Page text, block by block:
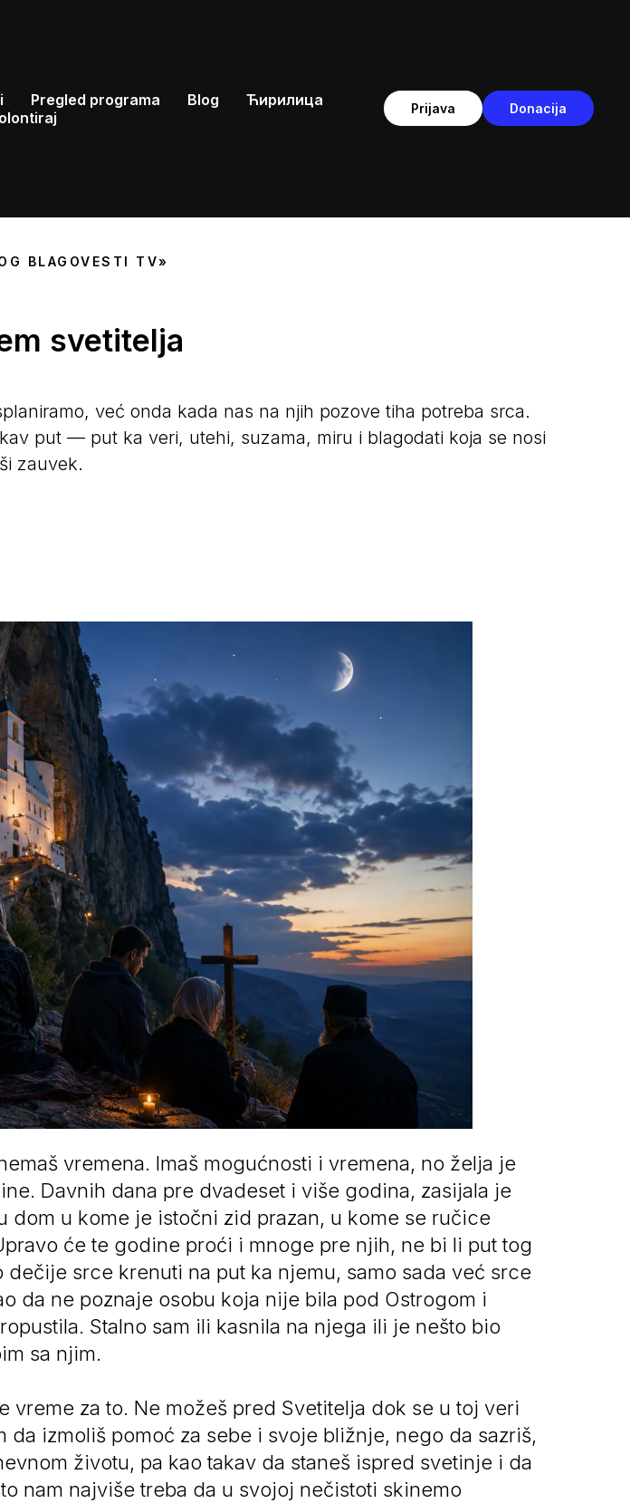
Pregled programa Blog
Ћирилица
Prijava Donacija
BLAGOVESTI TV»
svetitelja
već onda kada nas na njih pozove tiha potreba srca.
put — put ka veri, utehi, suzama, miru i blagodati koja se nosi
zauvek.
vremena. Imaš mogućnosti i vremena, no želja je
Davnih dana pre dvadeset i više godina, zasijala je
u kome je istočni zid prazan, u kome se ručice
će te godine proći i mnoge pre njih, ne bi li put tog
srce krenuti na put ka njemu, samo sada već srce
da ne poznaje osobu koja nije bila pod Ostrogom i
Stalno sam ili kasnila na njega ili je nešto bio
sa njim.
za to. Ne možeš pred Svetitelja dok se u toj veri
izmoliš pomoć za sebe i svoje bližnje, nego da sazriš,
životu, pa kao takav da staneš ispred svetinje i da
nam najviše treba da u svojoj nečistoti skinemo